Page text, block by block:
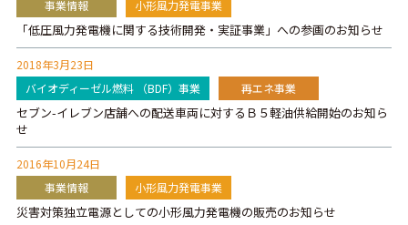
事業情報
小形風力発電事業
「低圧風力発電機に関する技術開発・実証事業」への参画のお知らせ
2018年3月23日
バイオディーゼル燃料 （BDF）事業
再エネ事業
セブン-イレブン店舗への配送車両に対するＢ５軽油供給開始のお知ら
せ
2016年10月24日
事業情報
小形風力発電事業
災害対策独立電源としての小形風力発電機の販売のお知らせ